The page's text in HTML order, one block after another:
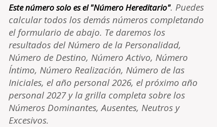
Este número solo es el "Número Hereditario". Puedes
calcular todos los demás números completando
el formulario de abajo. Te daremos los
resultados del Número de la Personalidad,
Número de Destino, Número Activo, Número
Íntimo, Número Realización, Número de las
Iniciales, el año personal 2026, el próximo año
personal 2027 y la grilla completa sobre los
Números Dominantes, Ausentes, Neutros y
Excesivos.